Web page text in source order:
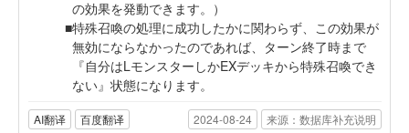
の効果を発動できます。）
特殊召喚の処理に成功したかに関わらず、この効果が
無効にならなかったのであれば、ターン終了時まで
『自分はLモンスターしかEXデッキから特殊召喚でき
ない』状態になります。
AI翻译 百度翻译 2024-08-24 来源：数据库补充说明